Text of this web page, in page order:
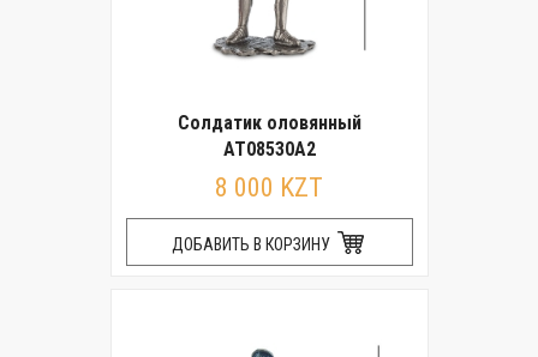
Солдатик оловянный
AT08530A2
8 000 KZT
ДОБАВИТЬ В КОРЗИНУ